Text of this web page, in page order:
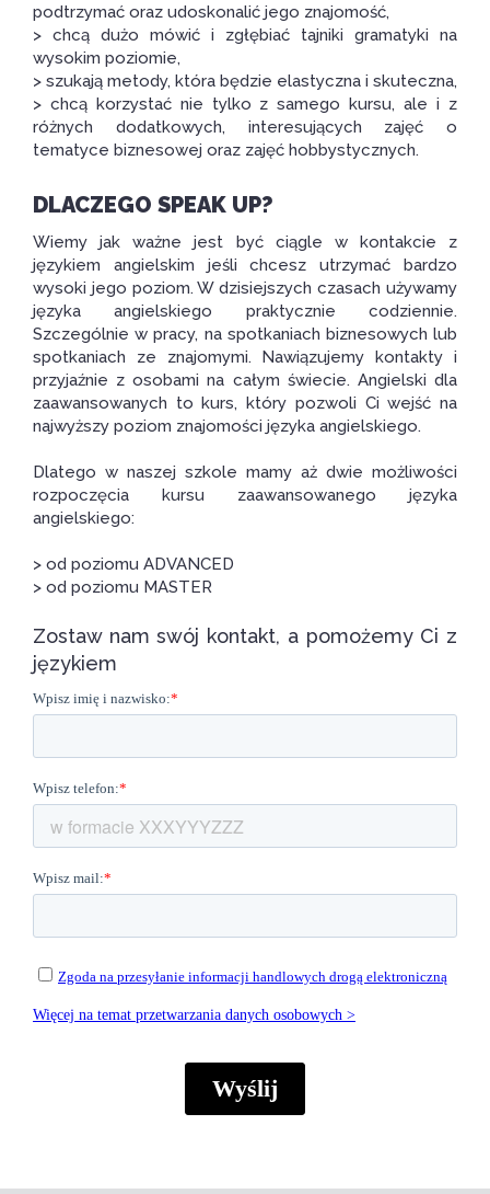
podtrzymać oraz udoskonalić jego znajomość,
> chcą dużo mówić i zgłębiać tajniki gramatyki na
wysokim poziomie,
> szukają metody, która będzie elastyczna i skuteczna,
> chcą korzystać nie tylko z samego kursu, ale i z
różnych dodatkowych, interesujących zajęć o
tematyce biznesowej oraz zajęć hobbystycznych.
DLACZEGO SPEAK UP?
Wiemy jak ważne jest być ciągle w kontakcie z
językiem angielskim jeśli chcesz utrzymać bardzo
wysoki jego poziom. W dzisiejszych czasach używamy
języka angielskiego praktycznie codziennie.
Szczególnie w pracy, na spotkaniach biznesowych lub
spotkaniach ze znajomymi. Nawiązujemy kontakty i
przyjaźnie z osobami na całym świecie. Angielski dla
zaawansowanych to kurs, który pozwoli Ci wejść na
najwyższy poziom znajomości języka angielskiego.
Dlatego w naszej szkole mamy aż dwie możliwości
rozpoczęcia kursu zaawansowanego języka
angielskiego:
> od poziomu ADVANCED
> od poziomu MASTER
Zostaw nam swój kontakt, a pomożemy Ci z
językiem